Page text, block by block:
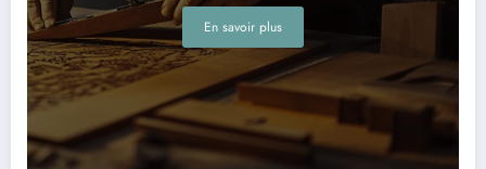
En savoir plus